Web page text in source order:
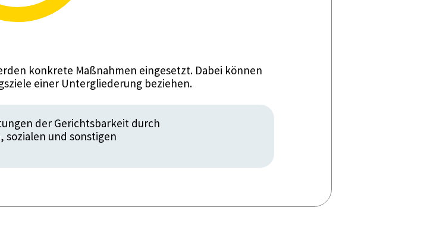
konkrete Maßnahmen eingesetzt. Dabei können
einer Untergliederung beziehen.
der Gerichtsbarkeit durch
sozialen und sonstigen